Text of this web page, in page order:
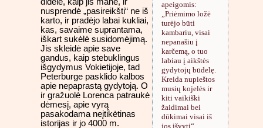
apeigomis:
„Priėmimo ložė
turėjo būti
kambariu, visai
nepanašiu į
karčemą, o tuo
labiau į aikštės
gydytojų būdelę.
Kreida nupieštos
musių kojelės ir
kiti vaikiški
žaidimai bei
dūkimai visai iš
jos išvyti“.
didelė, kaip jis manė, ir
nusprendė „pasireikšti“ ne iš
karto, ir pradėjo labai kukliai,
kas, savaime suprantama,
iškart sukėlė susidomėjimą.
Jis skleidė apie save
gandus, kaip stebuklingus
išgydymus Vokietijoje, tad
Peterburge pasklido kalbos
apie nepaprastą gydytoją. O
ir gražuolė Lorenca patraukė
dėmesį, apie vyrą
pasakodama neįtikėtinas
istorijas ir jo 4000 m.